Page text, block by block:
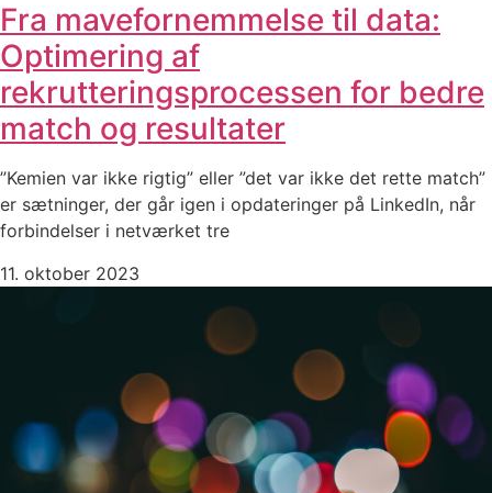
Fra mavefornemmelse til data:
Optimering af
rekrutteringsprocessen for bedre
match og resultater
”Kemien var ikke rigtig” eller ”det var ikke det rette match”
er sætninger, der går igen i opdateringer på LinkedIn, når
forbindelser i netværket tre
11. oktober 2023